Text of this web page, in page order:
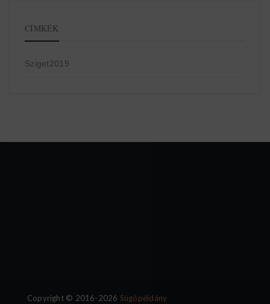
CÍMKÉK
Sziget2019
Copyright © 2016-2026 Súgópéldány